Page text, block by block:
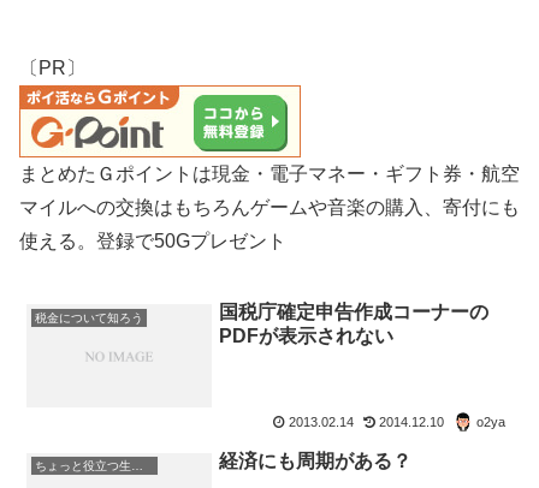
〔PR〕
まとめたＧポイントは現金・電子マネー・ギフト券・航空
マイルへの交換はもちろんゲームや音楽の購入、寄付にも
使える。登録で50Gプレゼント
税金について知ろう
国税庁確定申告作成コーナーの
PDFが表示されない
2013.02.14 2014.12.10 o2ya
ちょっと役立つ生活の知恵 経済にも周期がある？